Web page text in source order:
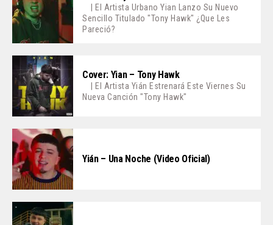
| El Artista Urbano Yian Lanzo Su Nuevo
Sencillo Titulado "Tony Hawk" ¿Que Les
Pareció?
Cover: Yian – Tony Hawk
| El Artista Yián Estrenará Este Viernes Su
Nueva Canción "Tony Hawk"
Yián – Una Noche (Video Oficial)